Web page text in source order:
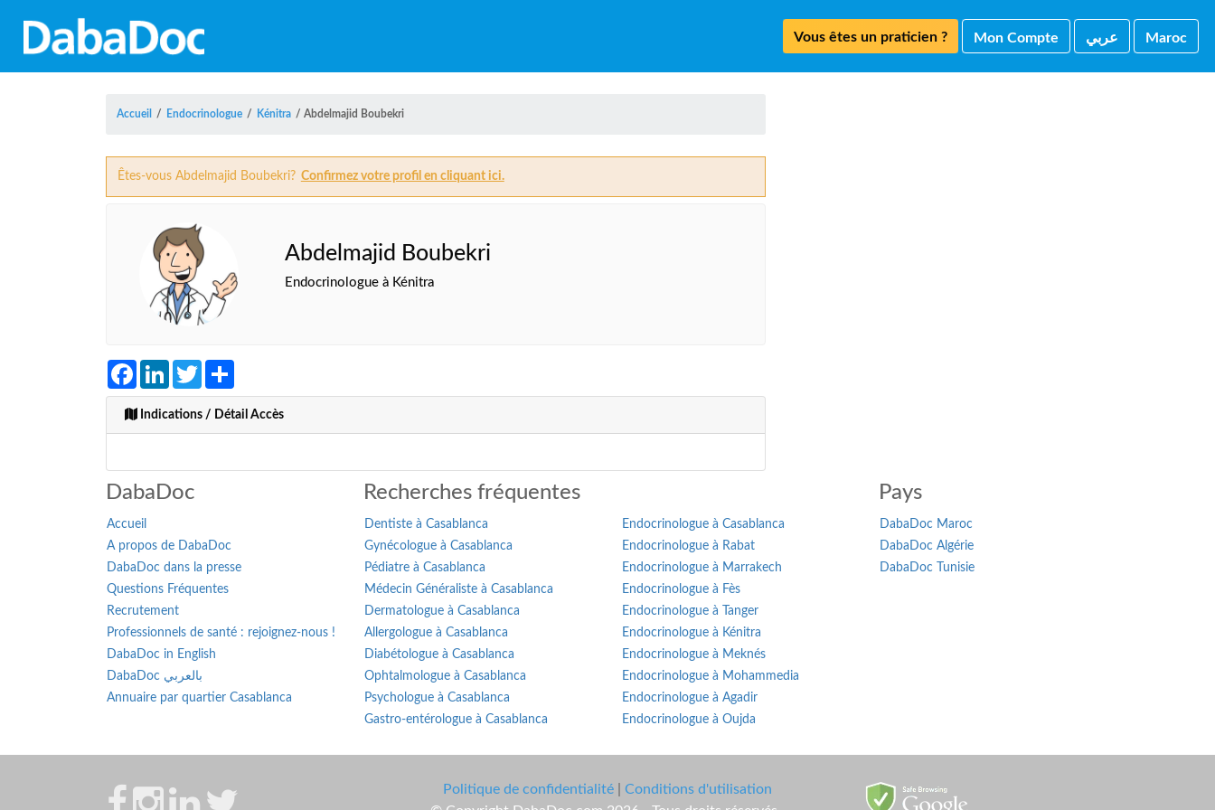
Vous êtes un praticien ? Mon Compte ﻋﺮﺑﻲ Maroc
Accueil / Endocrinologue / Kénitra / Abdelmajid Boubekri
Êtes-vous Abdelmajid Boubekri? Confirmez votre profil en cliquant ici.
Abdelmajid Boubekri
Endocrinologue à Kénitra
FacebookLinkedInTwitter
Indications / Détail Accès
DabaDoc
Accueil
A propos de DabaDoc
DabaDoc dans la presse
Questions Fréquentes
Recrutement
Professionnels de santé : rejoignez-nous !
DabaDoc in English
DabaDoc بالعربي
Annuaire par quartier Casablanca
Recherches fréquentes
Dentiste à Casablanca
Gynécologue à Casablanca
Pédiatre à Casablanca
Médecin Généraliste à Casablanca
Dermatologue à Casablanca
Allergologue à Casablanca
Diabétologue à Casablanca
Ophtalmologue à Casablanca
Psychologue à Casablanca
Gastro-entérologue à Casablanca
Endocrinologue à Casablanca
Endocrinologue à Rabat
Endocrinologue à Marrakech
Endocrinologue à Fès
Endocrinologue à Tanger
Endocrinologue à Kénitra
Endocrinologue à Meknés
Endocrinologue à Mohammedia
Endocrinologue à Agadir
Endocrinologue à Oujda
Pays
DabaDoc Maroc
DabaDoc Algérie
DabaDoc Tunisie
Politique de confidentialité
Conditions d'utilisation